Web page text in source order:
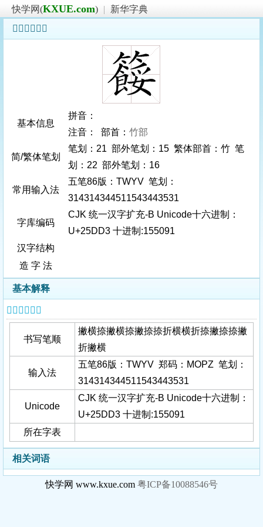
快学网(KXUE.com) |
新华字典
𥷓字基本信息
基本信息
拼音：
注音： 部首： 竹部
简/繁体笔划
笔划：21 部外笔划：15 繁体部首：竹 笔
划：22 部外笔划：16
常用输入法
五笔86版：TWYV 笔划：
314314344511543443531
字库编码
CJK 统一汉字扩充-B Unicode十六进制：
U+25DD3 十进制:155091
汉字结构
造 字 法
基本解释
𥷓字基本信息
书写笔顺
撇横捺撇横捺撇捺捺折横横折捺撇捺捺撇
折撇横
输入法
五笔86版：TWYV 郑码：MOPZ 笔划：
314314344511543443531
Unicode
CJK 统一汉字扩充-B Unicode十六进制：
U+25DD3 十进制:155091
所在字表
相关词语
快学网 www.kxue.com 粤ICP备10088546号